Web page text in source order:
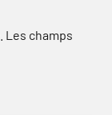
Les champs